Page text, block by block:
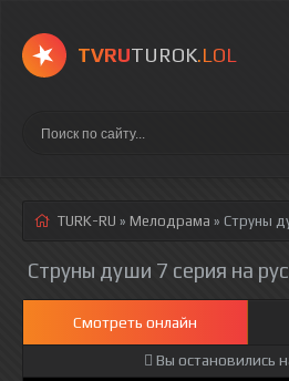
TVRUTUROK.LOL
TURK-RU » Мелодрама » Струны
Струны души 7 серия на
Смотреть онлайн
Вы остановились